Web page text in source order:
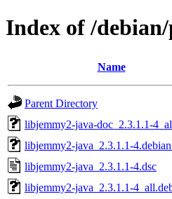
Index of /
Name
Parent Directory
libjemmy2-java-doc_2.3.1.1-
libjemmy2-java_2.3.1.1-
libjemmy2-java_2.3.1.1-4.dsc
libjemmy2-java_2.3.1.1-